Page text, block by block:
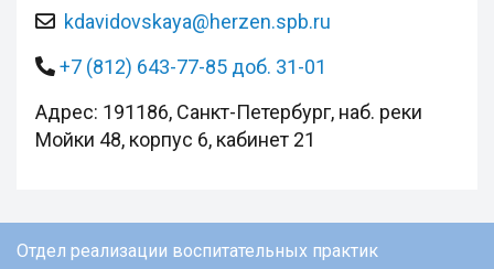
kdavidovskaya@herzen.spb.ru
+7 (812) 643-77-85 доб. 31-01
Адрес: 191186, Санкт-Петербург, наб. реки
Мойки 48, корпус 6, кабинет 21
Отдел реализации воспитательных практик